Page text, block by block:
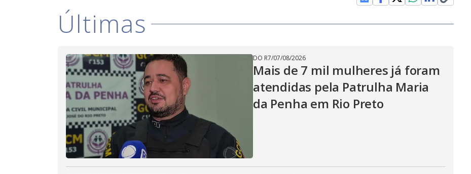
Últimas
DO R7/07/08/2026
Mais de 7 mil mulheres já foram
atendidas pela Patrulha Maria
da Penha em Rio Preto